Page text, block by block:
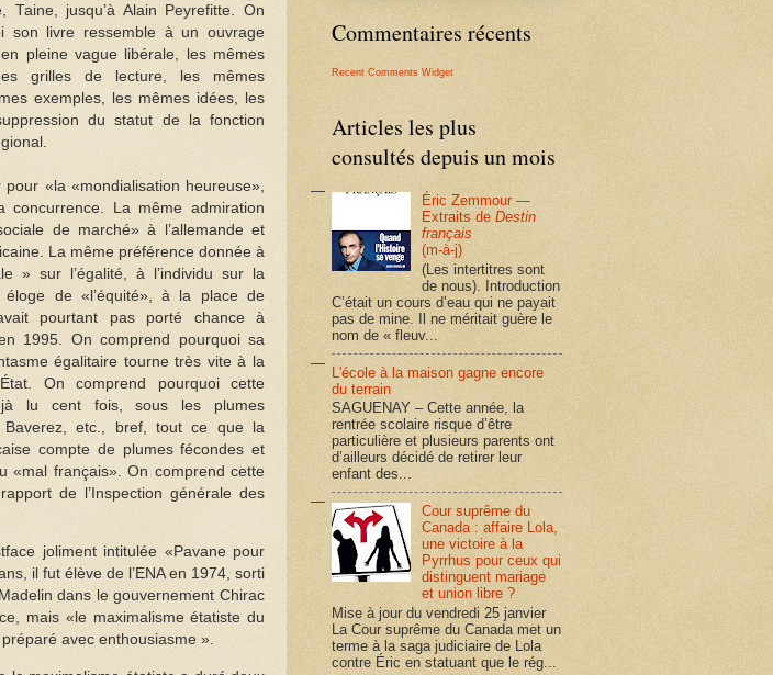
Taine, jusqu’à Alain Peyrefitte. On
son livre ressemble à un ouvrage
pleine vague libérale, les mêmes
grilles de lecture, les mêmes
exemples, les mêmes idées, les
du statut de la fonction
«la «mondialisation heureuse»,
concurrence. La même admiration
de marché» à l’allemande et
La même préférence donnée à
» sur l’égalité, à l’individu sur la
éloge de «l’équité», à la place de
pourtant pas porté chance à
1995. On comprend pourquoi sa
égalitaire tourne très vite à la
On comprend pourquoi cette
lu cent fois, sous les plumes
Baverez, etc., bref, tout ce que la
compte de plumes fécondes et
«mal français». On comprend cette
de l’Inspection générale des
joliment intitulée «Pavane pour
il fut élève de l’ENA en 1974, sorti
dans le gouvernement Chirac
mais «le maximalisme étatiste du
avec enthousiasme ».
Commentaires récents
Recent Comments Widget
Articles les plus
consultés depuis un mois
Éric Zemmour —
Extraits deDestin
français
(m-à-j)
(Les intertitres sont
de nous). Introduction
C’était un cours d’eau qui ne payait
pas de mine. Il ne méritait guère le
nom de « fleuv...
L'école à la maison gagne encore
du terrain
SAGUENAY – Cette année, la
rentrée scolaire risque d’être
particulière et plusieurs parents ont
d’ailleurs décidé de retirer leur
enfant des...
Cour suprême du
Canada : affaire Lola,
une victoire à la
Pyrrhus pour ceux qui
distinguent mariage
et union libre ?
Mise à jour du vendredi 25 janvier
La Cour suprême du Canada met un
terme à la saga judiciaire de Lola
contre Éric en statuant que le rég...